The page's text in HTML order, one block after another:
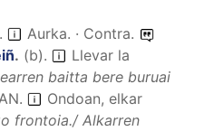
.
Aurka. · Contra.
. (b).
Llevar la
baitta bere buruai
.
Ondoan, elkar
frontoia./ Alkarren